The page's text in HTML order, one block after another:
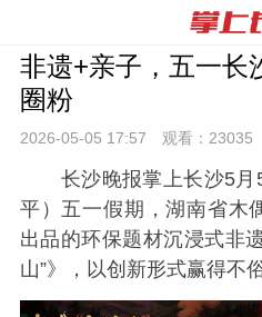
非遗+亲子，五一长
圈粉
2026-05-05 17:57 观看： 23035
长沙晚报掌上长沙5月5
平）五一假期，湖南省木
出品的环保题材沉浸式非
山”》，以创新形式赢得不